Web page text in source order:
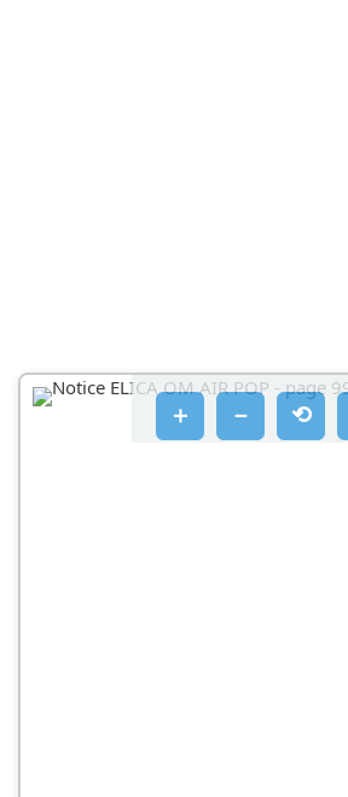
＋ － ⟲